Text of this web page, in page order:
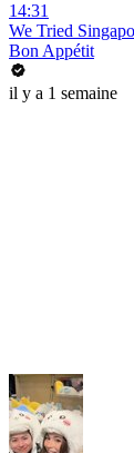
14:31
We Tried
Bon Appétit
il y a 1 semaine